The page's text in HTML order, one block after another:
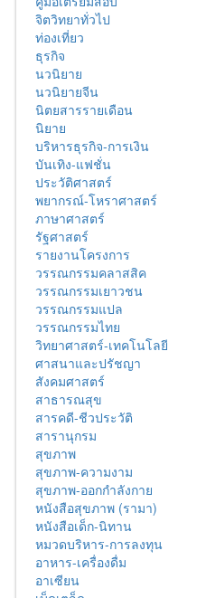
จิตวิทยาทั่วไป
ท่องเที่ยว
ธุรกิจ
นวนิยาย
นวนิยายจีน
นิตยสารรายเดือน
นิยาย
บริหารธุรกิจ-การเงิน
บันเทิง-แฟชั่น
ประวัติศาสตร์
พยากรณ์-โหราศาสตร์
ภาษาศาสตร์
รัฐศาสตร์
รายงานโครงการ
วรรณกรรมคลาสสิค
วรรณกรรมเยาวชน
วรรณกรรมแปล
วรรณกรรมไทย
วิทยาศาสตร์-เทคโนโลยี
ศาสนาและปรัชญา
สังคมศาสตร์
สาธารณสุข
สารคดี-ชีวประวัติ
สารานุกรม
สุขภาพ
สุขภาพ-ความงาม
สุขภาพ-ออกกำลังกาย
หนังสือสุขภาพ (รามา)
หนังสือเด็ก-นิทาน
หมวดบริหาร-การลงทุน
อาหาร-เครื่องดื่ม
อาเซียน